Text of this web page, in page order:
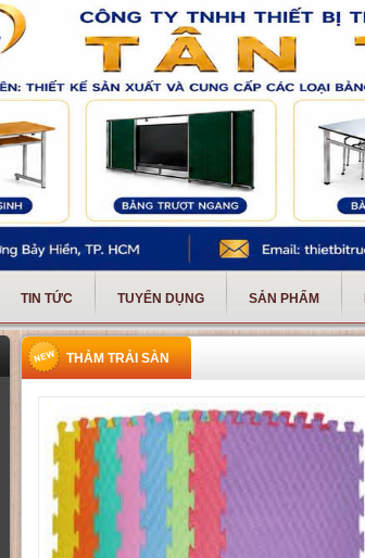
TIN TỨC TUYỂN DỤNG SẢN PHẨM
THẢM TRẢI SÀN